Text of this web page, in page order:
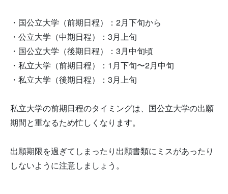
・国公立大学（前期日程）：2月下旬から
・公立大学（中期日程）：3月上旬
・国公立大学（後期日程）：3月中旬頃
・私立大学（前期日程）：1月下旬〜2月中旬
・私立大学（後期日程）：3月上旬
私立大学の前期日程のタイミングは、国公立大学の出願
期間と重なるため忙しくなります。
出願期限を過ぎてしまったり出願書類にミスがあったり
しないように注意しましょう。